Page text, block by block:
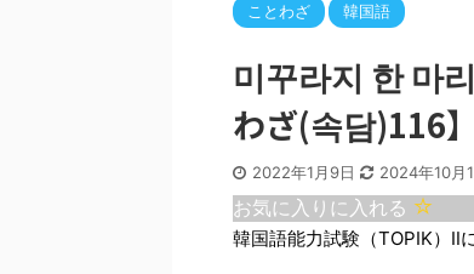
ことわざ 韓国語
미꾸라지 한 마
わざ(속담)116
2022年1月9日 2024年10月
お気に入りに入れる
韓国語能力試験（TOPIK）Ⅱ